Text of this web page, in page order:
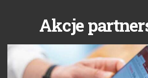
Akcje